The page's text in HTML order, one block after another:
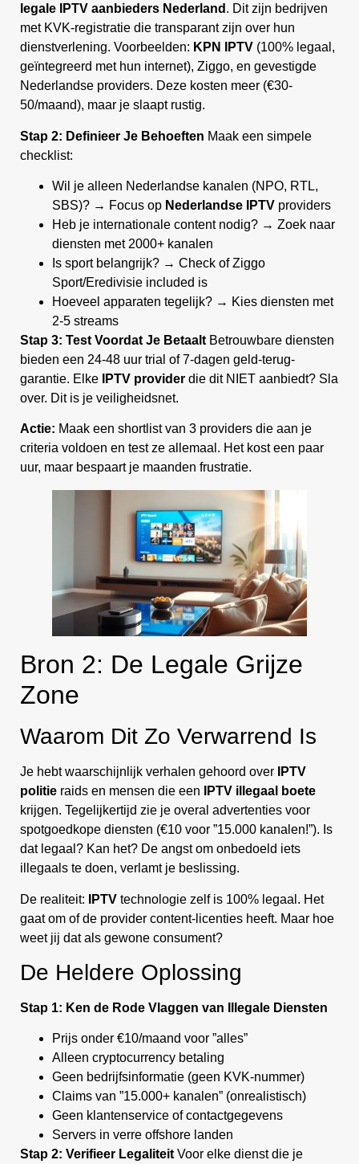
legale IPTV aanbieders Nederland . Dit zijn bedrijven
met KVK-registratie die transparant zijn over hun
dienstverlening. Voorbeelden: KPN IPTV (100% legaal,
geïntegreerd met hun internet), Ziggo, en gevestigde
Nederlandse providers. Deze kosten meer (€30-
50/maand), maar je slaapt rustig.
Stap 2: Definieer Je Behoeften Maak een simpele
checklist:
Wil je alleen Nederlandse kanalen (NPO, RTL,
SBS)? → Focus op Nederlandse IPTV providers
Heb je internationale content nodig? → Zoek naar
diensten met 2000+ kanalen
Is sport belangrijk? → Check of Ziggo
Sport/Eredivisie included is
Hoeveel apparaten tegelijk? → Kies diensten met
2-5 streams
Stap 3: Test Voordat Je Betaalt Betrouwbare diensten
bieden een 24-48 uur trial of 7-dagen geld-terug-
garantie. Elke
IPTV provider die dit NIET aanbiedt? Sla
over. Dit is je veiligheidsnet.
Actie: Maak een shortlist van 3 providers die aan je
criteria voldoen en test ze allemaal. Het kost een paar
uur, maar bespaart je maanden frustratie.
Bron 2: De Legale Grijze
Zone
Waarom Dit Zo Verwarrend Is
Je hebt waarschijnlijk verhalen gehoord over
IPTV
politie raids en mensen die een
IPTV illegaal boete
krijgen. Tegelijkertijd zie je overal advertenties voor
spotgoedkope diensten (€10 voor ”15.000 kanalen!”). Is
dat legaal? Kan het? De angst om onbedoeld iets
illegaals te doen, verlamt je beslissing.
De realiteit: IPTV technologie zelf is 100% legaal. Het
gaat om of de provider content-licenties heeft. Maar hoe
weet jij dat als gewone consument?
De Heldere Oplossing
Stap 1: Ken de Rode Vlaggen van Illegale Diensten
Prijs onder €10/maand voor ”alles”
Alleen cryptocurrency betaling
Geen bedrijfsinformatie (geen KVK-nummer)
Claims van ”15.000+ kanalen” (onrealistisch)
Geen klantenservice of contactgegevens
Servers in verre offshore landen
Stap 2: Verifieer Legaliteit Voor elke dienst die je